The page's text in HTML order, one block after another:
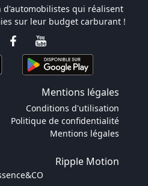
d'automobilistes qui réalisent
sur leur budget carburant !
Mentions légales
Conditions d'utilisation
Politique de confidentialité
Mentions légales
Ripple Motion